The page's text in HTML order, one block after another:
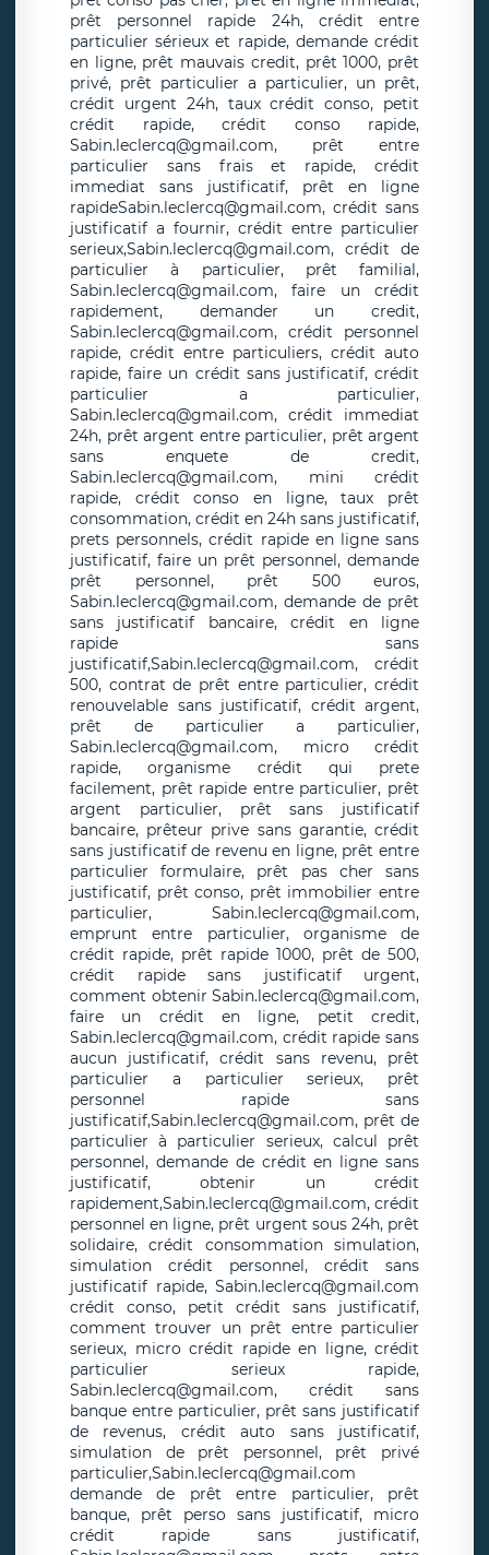
prêt personnel rapide 24h, crédit entre
particulier sérieux et rapide, demande crédit
en ligne, prêt mauvais credit, prêt 1000, prêt
privé, prêt particulier a particulier, un prêt,
crédit urgent 24h, taux crédit conso, petit
crédit rapide, crédit conso rapide,
Sabin.leclercq@gmail.com, prêt entre
particulier sans frais et rapide, crédit
immediat sans justificatif, prêt en ligne
rapideSabin.leclercq@gmail.com, crédit sans
justificatif a fournir, crédit entre particulier
serieux,Sabin.leclercq@gmail.com, crédit de
particulier à particulier, prêt familial,
Sabin.leclercq@gmail.com, faire un crédit
rapidement, demander un credit,
Sabin.leclercq@gmail.com, crédit personnel
rapide, crédit entre particuliers, crédit auto
rapide, faire un crédit sans justificatif, crédit
particulier a particulier,
Sabin.leclercq@gmail.com, crédit immediat
24h, prêt argent entre particulier, prêt argent
sans enquete de credit,
Sabin.leclercq@gmail.com, mini crédit
rapide, crédit conso en ligne, taux prêt
consommation, crédit en 24h sans justificatif,
prets personnels, crédit rapide en ligne sans
justificatif, faire un prêt personnel, demande
prêt personnel, prêt 500 euros,
Sabin.leclercq@gmail.com, demande de prêt
sans justificatif bancaire, crédit en ligne
rapide sans
justificatif,Sabin.leclercq@gmail.com, crédit
500, contrat de prêt entre particulier, crédit
renouvelable sans justificatif, crédit argent,
prêt de particulier a particulier,
Sabin.leclercq@gmail.com, micro crédit
rapide, organisme crédit qui prete
facilement, prêt rapide entre particulier, prêt
argent particulier, prêt sans justificatif
bancaire, prêteur prive sans garantie, crédit
sans justificatif de revenu en ligne, prêt entre
particulier formulaire, prêt pas cher sans
justificatif, prêt conso, prêt immobilier entre
particulier, Sabin.leclercq@gmail.com,
emprunt entre particulier, organisme de
crédit rapide, prêt rapide 1000, prêt de 500,
crédit rapide sans justificatif urgent,
comment obtenir Sabin.leclercq@gmail.com,
faire un crédit en ligne, petit credit,
Sabin.leclercq@gmail.com, crédit rapide sans
aucun justificatif, crédit sans revenu, prêt
particulier a particulier serieux, prêt
personnel rapide sans
justificatif,Sabin.leclercq@gmail.com, prêt de
particulier à particulier serieux, calcul prêt
personnel, demande de crédit en ligne sans
justificatif, obtenir un crédit
rapidement,Sabin.leclercq@gmail.com, crédit
personnel en ligne, prêt urgent sous 24h, prêt
solidaire, crédit consommation simulation,
simulation crédit personnel, crédit sans
justificatif rapide, Sabin.leclercq@gmail.com
crédit conso, petit crédit sans justificatif,
comment trouver un prêt entre particulier
serieux, micro crédit rapide en ligne, crédit
particulier serieux rapide,
Sabin.leclercq@gmail.com, crédit sans
banque entre particulier, prêt sans justificatif
de revenus, crédit auto sans justificatif,
simulation de prêt personnel, prêt privé
particulier,Sabin.leclercq@gmail.com
demande de prêt entre particulier, prêt
banque, prêt perso sans justificatif, micro
crédit rapide sans justificatif,